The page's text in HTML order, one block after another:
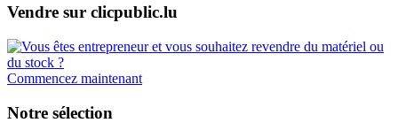
Vendre sur clicpublic.lu
Commencez maintenant
Notre sélection